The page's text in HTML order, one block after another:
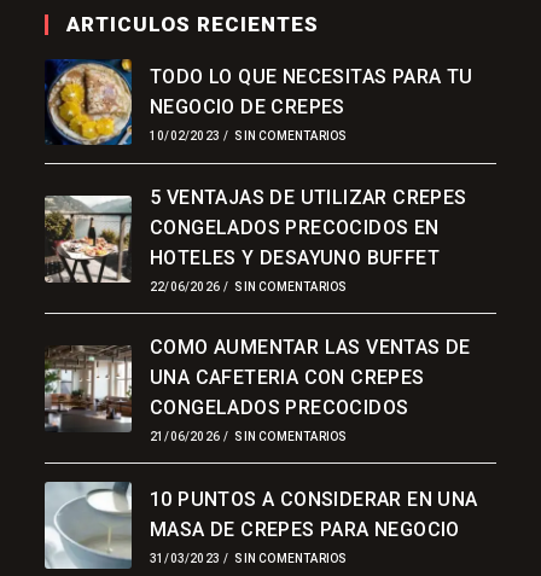
ARTICULOS RECIENTES
TODO LO QUE NECESITAS PARA TU
NEGOCIO DE CREPES
10/02/2023 / SIN COMENTARIOS
5 VENTAJAS DE UTILIZAR CREPES
CONGELADOS PRECOCIDOS EN
HOTELES Y DESAYUNO BUFFET
22/06/2026 / SIN COMENTARIOS
COMO AUMENTAR LAS VENTAS DE
UNA CAFETERIA CON CREPES
CONGELADOS PRECOCIDOS
21/06/2026 / SIN COMENTARIOS
10 PUNTOS A CONSIDERAR EN UNA
MASA DE CREPES PARA NEGOCIO
31/03/2023 / SIN COMENTARIOS